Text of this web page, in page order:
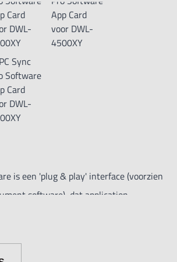
is een 'plug & play' interface (voorzien
software), dat application